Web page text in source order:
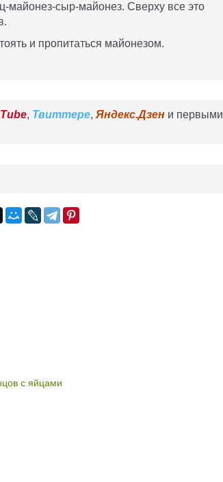
майонез-сыр-майонез. Сверху все это
и пропитаться майонезом.
, Твиттере, Яндекс.Дзен и первыми
с яйцами